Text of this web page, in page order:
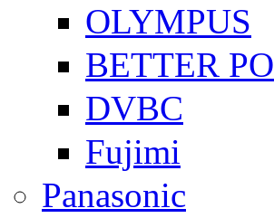
OLYMPUS
BETTER
DVBC
Fujimi
Panasonic